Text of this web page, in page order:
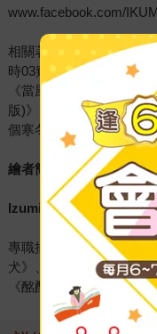
www.facebook.com/
相關著作：《人魚不哭
時03窺視者》《當風止
《當風止息時 01琉璃鬼
版)》《青春副作用》《
個寒冬不下雪》《秋的貓
繪者簡介
Izumi
專職插畫家，角川第一
犬》、久遠《罌籠葬》
《酩酊大罪》等系列小說